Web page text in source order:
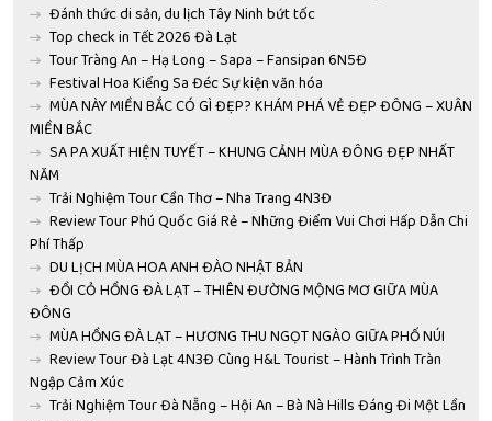
Đánh thức di sản, du lịch Tây Ninh bứt tốc
Top check in Tết 2026 Đà Lạt
Tour Tràng An – Hạ Long – Sapa – Fansipan 6N5Đ
Festival Hoa Kiểng Sa Đéc Sự kiện văn hóa
MÙA NÀY MIỀN BẮC CÓ GÌ ĐẸP? KHÁM PHÁ VẺ ĐẸP ĐÔNG – XUÂN
MIỀN BẮC
SA PA XUẤT HIỆN TUYẾT – KHUNG CẢNH MÙA ĐÔNG ĐẸP NHẤT
NĂM
Trải Nghiệm Tour Cần Thơ – Nha Trang 4N3Đ
Review Tour Phú Quốc Giá Rẻ – Những Điểm Vui Chơi Hấp Dẫn Chi
Phí Thấp
DU LỊCH MÙA HOA ANH ĐÀO NHẬT BẢN
ĐỒI CỎ HỒNG ĐÀ LẠT – THIÊN ĐƯỜNG MỘNG MƠ GIỮA MÙA
ĐÔNG
MÙA HỒNG ĐÀ LẠT – HƯƠNG THU NGỌT NGÀO GIỮA PHỐ NÚI
Review Tour Đà Lạt 4N3Đ Cùng H&L Tourist – Hành Trình Tràn
Ngập Cảm Xúc
Trải Nghiệm Tour Đà Nẵng – Hội An – Bà Nà Hills Đáng Đi Một Lần